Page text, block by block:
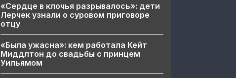
«Сердце в клочья разрывалось»: дети
Лерчек узнали о суровом приговоре
отцу
«Была ужасна»: кем работала Кейт
Миддлтон до свадьбы с принцем
Уильямом